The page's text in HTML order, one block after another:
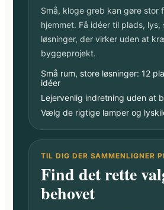
Små, kloge greb kan gøre stor
hjemmet. Få idéer til plads, lys,
løsninger, der virker uden at
byggeprojekt.
Små rum, store løsninger: 12
idéer
Lejervenlig indretning uden at
Vælg de rigtige lamper og
TIL DIG DER SAMMENLIGNER
Find det rette
behovet